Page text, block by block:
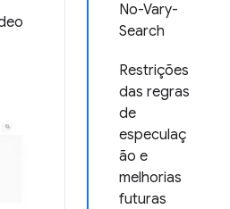
No-Vary-
Search
Restrições
das regras
de
especulaç
ão e
melhorias
futuras